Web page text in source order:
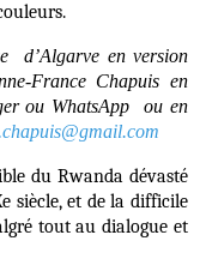
d’Algarve en version
France Chapuis en
ou WhatsApp ou en
du Rwanda dévasté
siècle, et de la difficile
tout au dialogue et